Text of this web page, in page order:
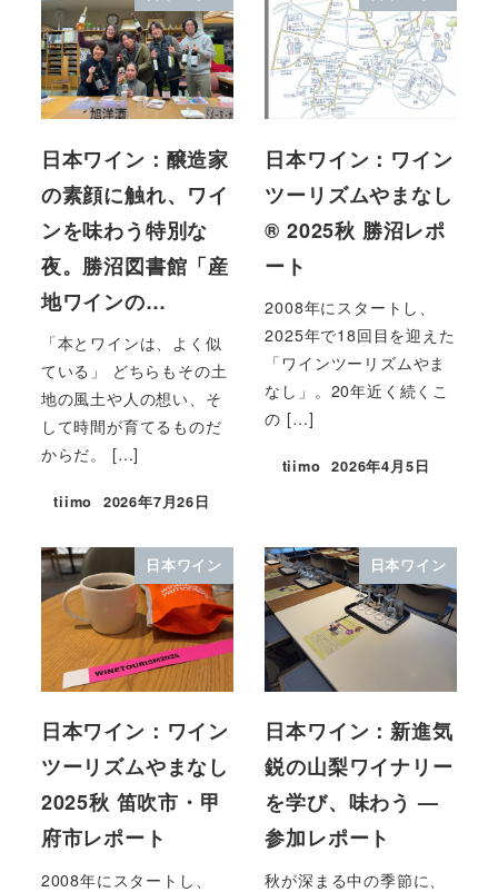
日本ワイン：醸造家
の素顔に触れ、ワイ
ンを味わう特別な
夜。勝沼図書館「産
地ワインの…
「本とワインは、よく似
ている」 どちらもその土
地の風土や人の想い、そ
して時間が育てるものだ
からだ。 […]
tiimo 2026年7月26日
日本ワイン：ワイン
ツーリズムやまなし
®︎ 2025秋 勝沼レポ
ート
2008年にスタートし、
2025年で18回目を迎えた
「ワインツーリズムやま
なし」。20年近く続くこ
の […]
tiimo 2026年4月5日
日本ワイン
日本ワイン：ワイン
ツーリズムやまなし
2025秋 笛吹市・甲
府市レポート
2008年にスタートし、
日本ワイン
日本ワイン：新進気
鋭の山梨ワイナリー
を学び、味わう —
参加レポート
秋が深まる中の季節に、